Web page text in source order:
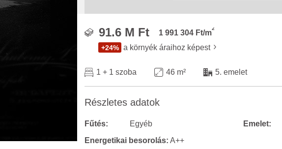
91.6 M Ft 1 991 304 Ft/m
2
+24% a környék áraihoz képest
1 + 1 szoba 46 m² 5. emelet
Részletes adatok
Fűtés: Egyéb Emelet:
Energetikai besorolás: A++